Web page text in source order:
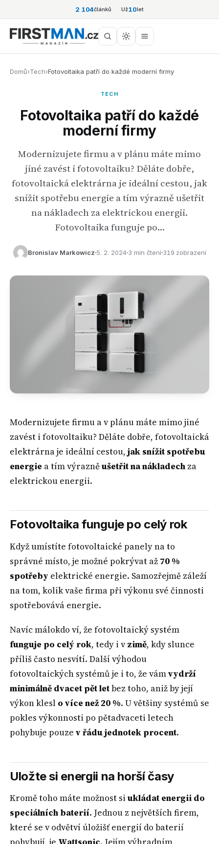
2 104článků Už10let
Domů›Tech›Fotovoltaika patří do každé moderní firmy
TECH
Fotovoltaika patří do každé
moderní firmy
Modernizujete firmu a v plánu máte mimo
jiné zavést i fotovoltaiku? Děláte dobře,
fotovoltaická elektrárna je ideální cestou, jak
snížit spotřebu energie a tím výrazně ušetřit
na nákladech za elektrickou energii.
Fotovoltaika funguje po…
Bronislav Markowicz 5. 2. 20243 min čtení319 zobrazení
Modernizujete firmu a v plánu máte mimo jiné
zavést i fotovoltaiku? Děláte dobře, fotovoltaická
elektrárna je ideální cestou,jak snížit spotřebu
energie a tím výrazněušetřit na nákladech za
elektrickou energii.
Fotovoltaika funguje po celý rok
Když umístíte fotovoltaické panely na to
správné místo, je možné pokrývat až 70 %
spotřeby elektrické energie. Samozřejmě záleží
na tom, kolik vaše firma při výkonu své činnosti
spotřebovává energie.
Navíc málokdo ví, že fotovoltaický systém
funguje po celý rok, tedy i vzimě, kdy slunce
příliš často nesvítí. Další výhodou
fotovoltaických systémů je i to, že vámvydrží
minimálně dvacet pět letbez toho, aniž by její
výkon klesl o více než 20 %. U většiny systémů se
pokles výkonnosti po pětadvaceti letech
pohybuje pouze v řádu jednotek procent.
Uložte si energii na horší časy
Kromě toho máte možnost si ukládat energii do
speciálních baterií. Jednou z největších firem,
které se v odvětví úložišť energií do baterií